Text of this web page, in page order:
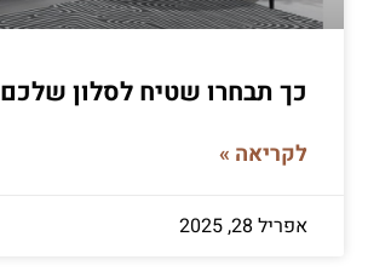
כך תבחרו שטיח לסלון שלכם
לקריאה »
אפריל 28, 2025